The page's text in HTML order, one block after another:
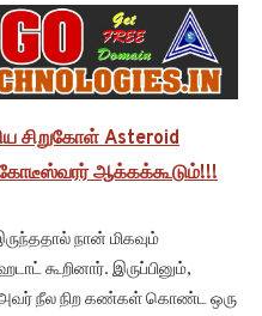
சிறுகோள் Asteroid
ஆக்கக்கூடும்!!!
நான் மிகவும்
கூறினார். இருப்பினும்,
நீல நிற கண்கள் கொண்ட ஒரு